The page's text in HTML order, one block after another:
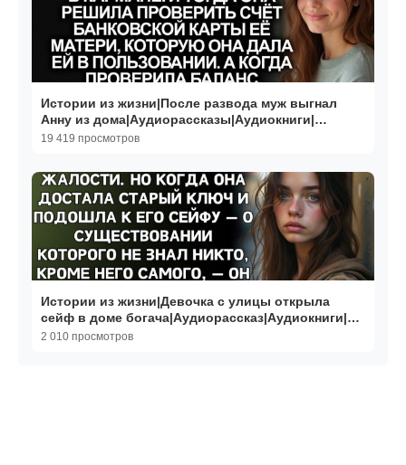
Истории из жизни|После развода муж выгнал
Анну из дома|Аудиорассказы|Аудиокниги|
Реальные истории
19 419 просмотров
Истории из жизни|Девочка с улицы открыла
сейф в доме богача|Аудиорассказ|Аудиокниги|
Реальные истории
2 010 просмотров